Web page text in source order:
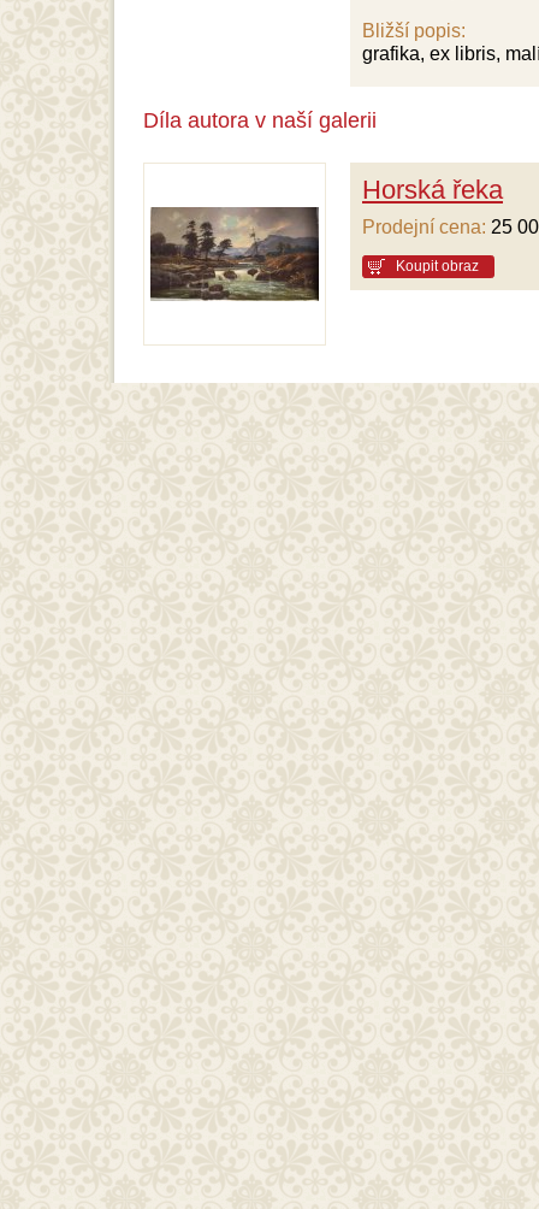
Bližší popis:
grafika, ex libris,
Díla autora v naší galerii
Horská řeka
Prodejní cena: 25
Koupit obraz